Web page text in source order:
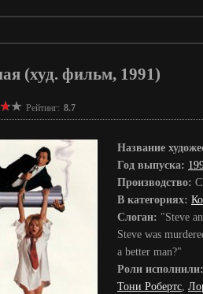
(худ. фильм, 1991)
Рейтинг: 8.7
Название
Год выпуска:
Производство:
В категориях:
Слоган: "Steve
Steve was
a better man?"
Роли исполнили:
Тони Робертс,